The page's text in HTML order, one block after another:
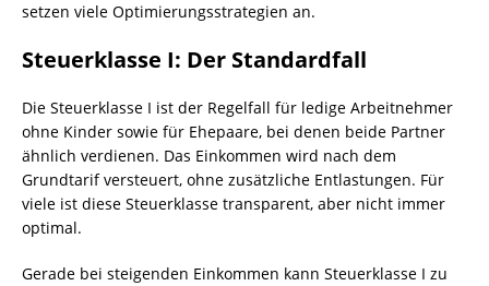
setzen viele Optimierungsstrategien an.
Steuerklasse I: Der Standardfall
Die Steuerklasse I ist der Regelfall für ledige Arbeitnehmer
ohne Kinder sowie für Ehepaare, bei denen beide Partner
ähnlich verdienen. Das Einkommen wird nach dem
Grundtarif versteuert, ohne zusätzliche Entlastungen. Für
viele ist diese Steuerklasse transparent, aber nicht immer
optimal.
Gerade bei steigenden Einkommen kann Steuerklasse I zu